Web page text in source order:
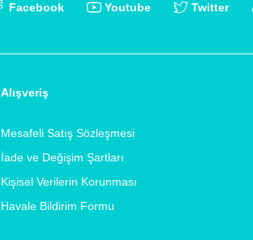
Facebook Youtube Twitter
Alışveriş
Mesafeli Satış Sözleşmesi
İade ve Değişim Şartları
Kişisel Verilerin Korunması
Havale Bildirim Formu